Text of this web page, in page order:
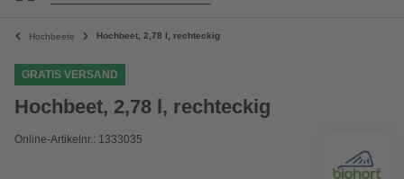
Hochbeete Hochbeet, 2,78 l, rechteckig
GRATIS VERSAND
Hochbeet, 2,78 l, rechteckig
Online-Artikelnr.: 1333035